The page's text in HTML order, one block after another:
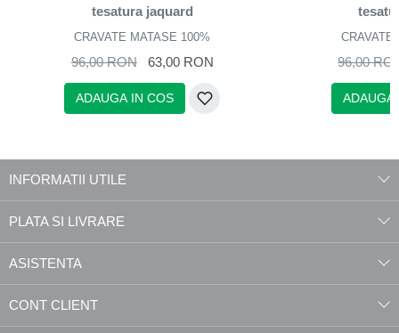
tesatura jaquard
CRAVATE MATASE 100%
96,00 RON 63,00 RON
ADAUGA IN COS
CRAVATE
96,00
ADAUGA
INFORMATII UTILE
PLATA SI LIVRARE
ASISTENTA
CONT CLIENT